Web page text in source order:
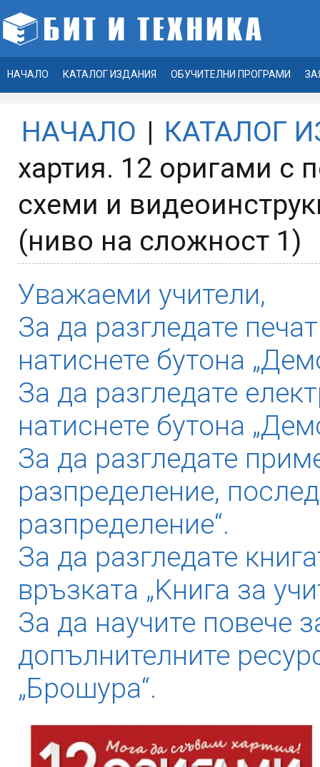
НАЧАЛО КАТАЛОГ ИЗДАНИЯ ОБУЧИТЕЛНИ ПРОГРАМИ
НАЧАЛО | КАТАЛОГ
хартия. 12 оригами с
схеми и
(ниво на сложност 1)
Уважаеми учители,
За да разгледате
натиснете бутона
За да разгледате
натиснете бутона
За да разгледате
разпределение,
разпределение“.
За да разгледате
връзката „Kнига за
За да научите повече
допълнителните
„Брошура“.